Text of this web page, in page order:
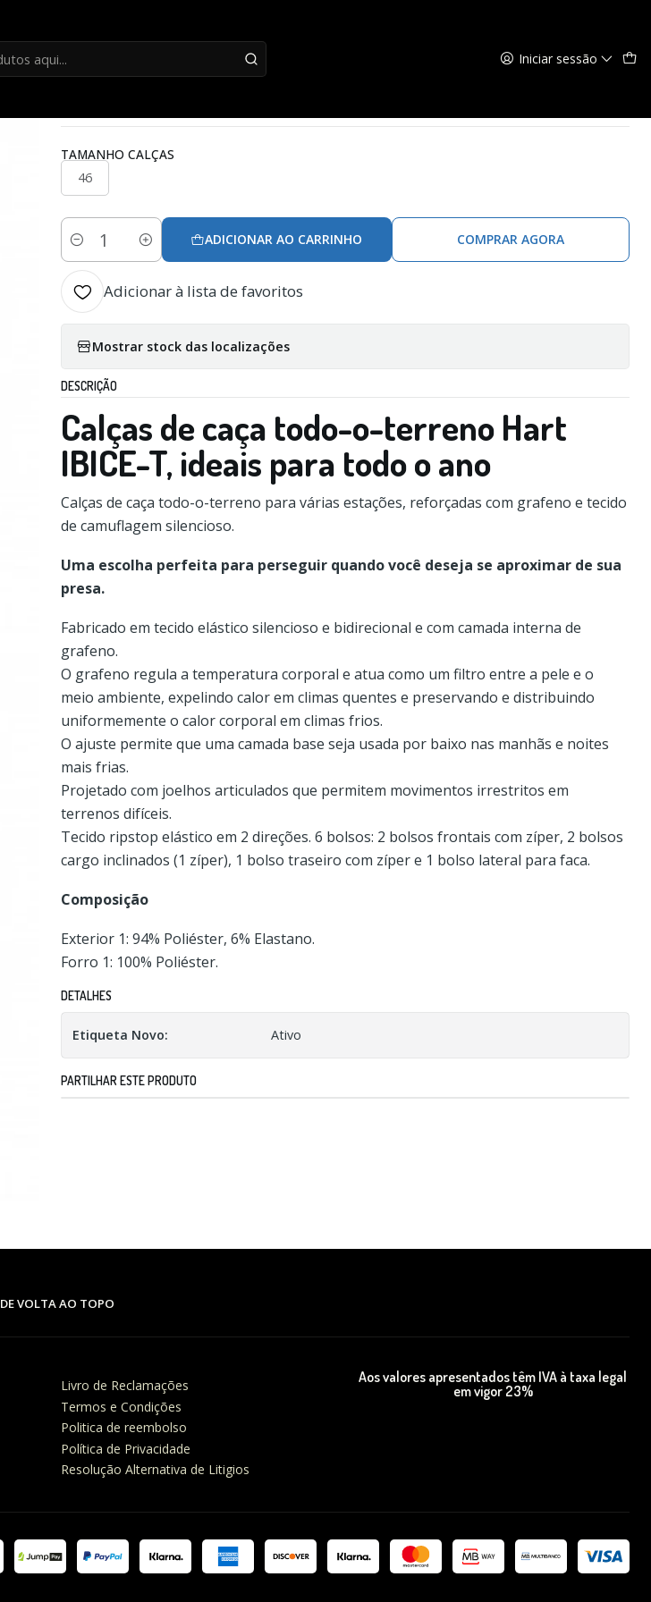
Iniciar sessão
|
TAMANHO CALÇAS
46
Quantidade
ADICIONAR AO CARRINHO COMPRAR AGORA
Adicionar à lista de favoritos
Mostrar stock das localizações
DESCRIÇÃO
Calças de caça todo-o-terreno Hart
IBICE-T, ideais para todo o ano
Calças de caça todo-o-terreno para várias estações, reforçadas com grafeno e tecido
de camuflagem silencioso.
Uma escolha perfeita para perseguir quando você deseja se aproximar de sua
presa.
Fabricado em tecido elástico silencioso e bidirecional e com camada interna de
grafeno.
O grafeno regula a temperatura corporal e atua como um filtro entre a pele e o
meio ambiente, expelindo calor em climas quentes e preservando e distribuindo
uniformemente o calor corporal em climas frios.
O ajuste permite que uma camada base seja usada por baixo nas manhãs e noites
mais frias.
Projetado com joelhos articulados que permitem movimentos irrestritos em
terrenos difíceis.
Tecido ripstop elástico em 2 direções. 6 bolsos: 2 bolsos frontais com zíper, 2 bolsos
cargo inclinados (1 zíper), 1 bolso traseiro com zíper e 1 bolso lateral para faca.
Composição
Exterior 1: 94% Poliéster, 6% Elastano.
Forro 1: 100% Poliéster.
DETALHES
Etiqueta Novo: Ativo
PARTILHAR ESTE PRODUTO
DE VOLTA AO TOPO
Livro de Reclamações
Termos e Condições
Politica de reembolso
Política de Privacidade
Resolução Alternativa de Litigios
Aos valores apresentados têm IVA à taxa legal
em vigor 23%